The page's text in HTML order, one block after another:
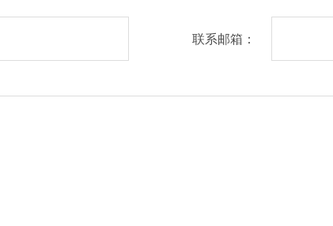
联系邮箱：